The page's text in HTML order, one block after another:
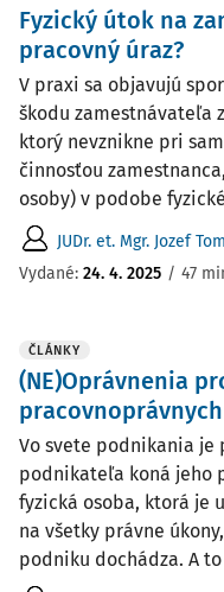
Fyzický útok na
pracovný úraz?
V praxi sa objavujú
škodu zamestnávateľa
ktorý nevznikne pri
činnosťou
osoby) v podobe
JUDr. et. Mgr. Jozef
Vydané: 24. 4. 2025 / 47
ČLÁNKY
(NE)Oprávnenia
Vo svete podnikania je
podnikateľa koná jeho
fyzická osoba, ktorá je
na všetky právne
podniku dochádza. A